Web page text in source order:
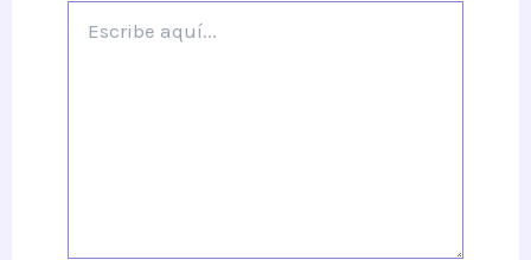
aquí...